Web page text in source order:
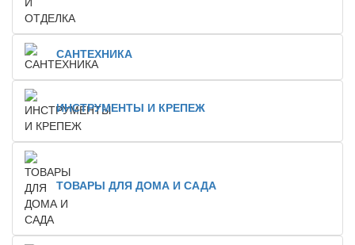
САНТЕХНИКА
ИНСТРУМЕНТЫ И КРЕПЕЖ
ТОВАРЫ ДЛЯ ДОМА И САДА